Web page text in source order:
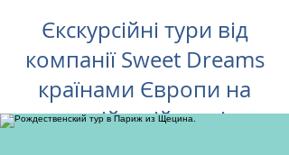
Єкскурсійні тури від
компанії Sweet Dreams
країнами Європи на
російській мові